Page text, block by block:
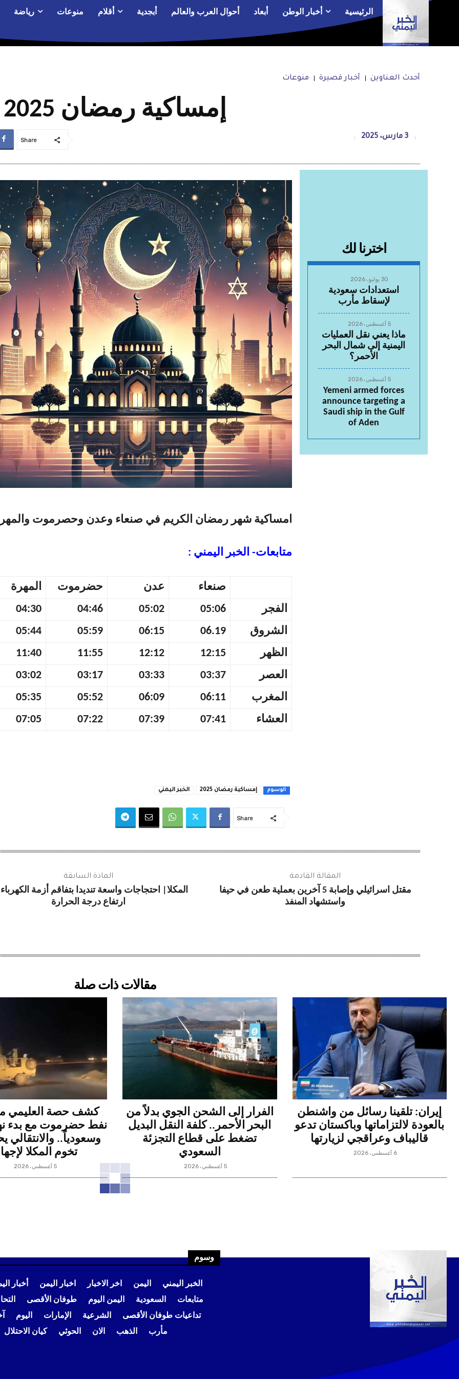
الرئيسية أخبار الوطن أبعاد أحوال العرب والعالم أبجدية أقلام منوعات رياضة
أحدث العناوين أخبار قصيرة منوعات
إمساكية رمضان 2025
3 مارس، 2025 Share
اخترنا لك
30 يوليو، 2026
استعدادات سعودية
لإسقاط مأرب
5 أغسطس، 2026
ماذا يعني نقل العمليات
اليمنية إلى شمال البحر
الأحمر؟
5 أغسطس، 2026
Yemeni armed forces
announce targeting a
Saudi ship in the Gulf
of Aden
امساكية شهر رمضان الكريم في صنعاء وعدن وحصرموت
متابعات- الخبر اليمني :
صنعاء عدن حضرموت
المهرة
الفجر
05:06
05:02
04:46
04:30
الشروق
06.19
06:15
05:59
05:44
الظهر
12:15
12:12
11:55
11:40
العصر
03:37
03:33
03:17
03:02
المغرب
06:11
06:09
05:52
05:35
العشاء
07:41
07:39
07:22
07:05
الوسوم إمساكية رمضان 2025 الخبر اليمني
Share
المادة السابقة
المكلا| احتجاجات واسعة تنديدا بتفاقم أزمة
ارتفاع درجة الحرارة
المقالة القادمة
مقتل اسرائيلي وإصابة 5 آخرين بعملية طعن في حيفا
واستشهاد المنفذ
مقالات ذات صلة
إيران: تلقينا رسائل من واشنطن
بالعودة لالتزاماتها وباكستان تدعو
قاليباف وعراقجي لزيارتها
6 أغسطس، 2026
الفرار إلى الشحن الجوي بدلاً من
البحر الأحمر.. كلفة النقل البديل
تضغط على قطاع التجزئة
السعودي
5 أغسطس، 2026
كشف حصة العليمي
نفط حضرموت مع بدء
وسعودياً..
تخوم المكلا
5 أغسطس، 2026
وسوم
الخبر اليمني اليمن اخر الاخبار اخبار اليمن
أخبار
متابعات
السعودية اليمن اليوم طوفان الأقصى
تداعيات طوفان الأقصى
الشرعية الإمارات اليوم
مأرب
الذهب الان الحوثي كيان الاحتلال